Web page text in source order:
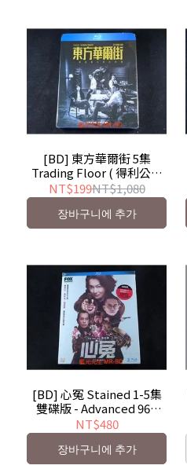
[BD] 東方華爾街 5集
Trading Floor ( 得利公司
貨 )
NT$199NT$1,080
장바구니에 추가
[BD] 心冤 Stained 1-5集
雙碟版 - Advanced 96K
Upsampling 極致音效
NT$480
장바구니에 추가